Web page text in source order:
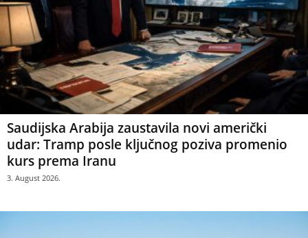
Saudijska Arabija zaustavila novi američki
udar: Tramp posle ključnog poziva promenio
kurs prema Iranu
3. August 2026.